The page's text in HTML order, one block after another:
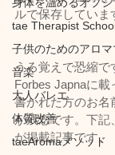
tae Therapist
子供のためのアロ
音楽
大人バレエ
体質改善
taeAromaメソッド
ルで保存していま
うろ覚えで恐縮で
Forbes Japnaに載
書かれた方のお名
が残念です。下記
が掲載記事です。